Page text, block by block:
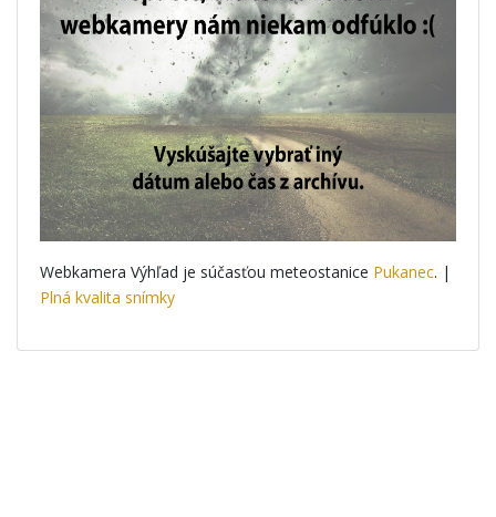
Webkamera Výhľad je súčasťou meteostanice Pukanec. |
Plná kvalita snímky